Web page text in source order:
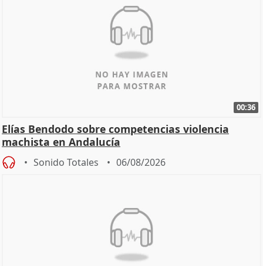
00:36
Elías Bendodo sobre competencias violencia
machista en Andalucía
Sonido Totales 06/08/2026